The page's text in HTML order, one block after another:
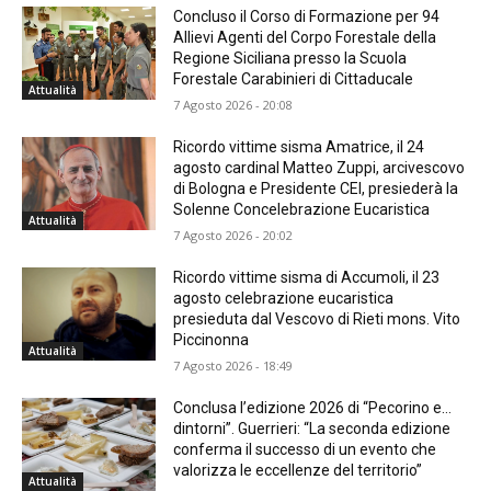
Attualità
Concluso il Corso di Formazione per 94
Allievi Agenti del Corpo Forestale della
Regione Siciliana presso la Scuola
Forestale Carabinieri di Cittaducale
7 Agosto 2026 - 20:08
Attualità
Ricordo vittime sisma Amatrice, il 24
agosto cardinal Matteo Zuppi, arcivescovo
di Bologna e Presidente CEI, presiederà la
Solenne Concelebrazione Eucaristica
7 Agosto 2026 - 20:02
Attualità
Ricordo vittime sisma di Accumoli, il 23
agosto celebrazione eucaristica
presieduta dal Vescovo di Rieti mons. Vito
Piccinonna
7 Agosto 2026 - 18:49
Attualità
Conclusa l’edizione 2026 di “Pecorino e…
dintorni”. Guerrieri: “La seconda edizione
conferma il successo di un evento che
valorizza le eccellenze del territorio”